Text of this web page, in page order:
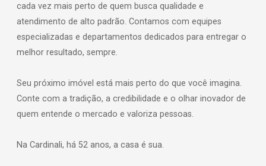
cada vez mais perto de quem busca qualidade e
atendimento de alto padrão. Contamos com equipes
especializadas e departamentos dedicados para entregar o
melhor resultado, sempre.
Seu próximo imóvel está mais perto do que você imagina.
Conte com a tradição, a credibilidade e o olhar inovador de
quem entende o mercado e valoriza pessoas.
Na Cardinali, há 52 anos, a casa é sua.